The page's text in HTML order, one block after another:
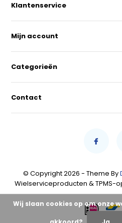
Klantenservice
Mijn account
Categorieën
Contact
© Copyright 2026 - Theme By
Wielserviceproducten & TPMS-
Wij slaan cookies op om onze